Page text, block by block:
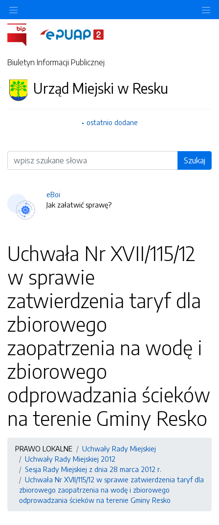
Biuletyn Informacji Publicznej
Urząd Miejski w Resku
ostatnio dodane
Wyszukiwarka Szukaj
eBoi
Jak załatwić sprawę?
Uchwała Nr XVII/115/12
w sprawie
zatwierdzenia taryf dla
zbiorowego
zaopatrzenia na wodę i
zbiorowego
odprowadzania ścieków
na terenie Gminy Resko
PRAWO LOKALNE
Uchwały Rady Miejskiej
Uchwały Rady Miejskiej 2012
Sesja Rady Miejskiej z dnia 28 marca 2012 r.
Uchwała Nr XVII/115/12 w sprawie zatwierdzenia taryf dla
zbiorowego zaopatrzenia na wodę i zbiorowego
odprowadzania ścieków na terenie Gminy Resko